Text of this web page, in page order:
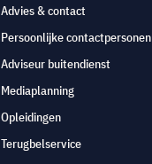
Advies & contact
Persoonlijke contactpersonen
Adviseur buitendienst
Mediaplanning
Opleidingen
Terugbelservice